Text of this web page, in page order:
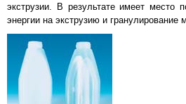
экструзии. В результате имеет место
энергии на экструзию и гранулирование